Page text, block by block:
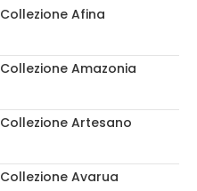
Collezione Afina
Collezione Amazonia
Collezione Artesano
Collezione Avarua